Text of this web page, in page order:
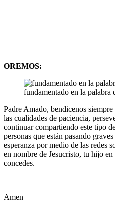
OREMOS:
fundamentado en la palabra
Padre Amado, bendicenos
las cualidades de paciencia,
continuar compartiendo este tipo
personas que están pasando
esperanza por medio de las redes
en nombre de Jesucristo, tu hijo
concedes.
Amen